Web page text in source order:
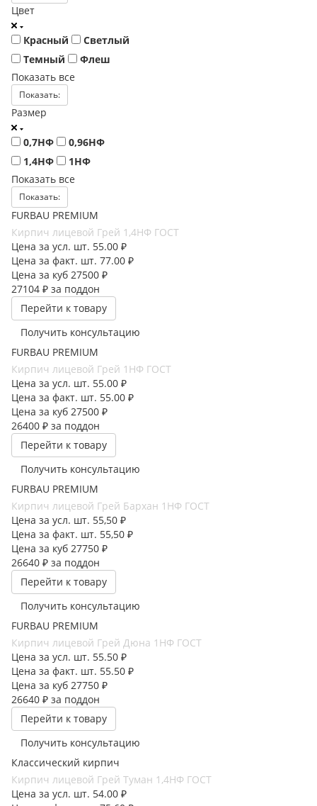
Цвет
Красный
Светлый
Темный
Флеш
Показать все
Показать:
Размер
0,7НФ
0,96НФ
1,4НФ
1НФ
Показать все
Показать:
FURBAU PREMIUM
Кирпич лицевой Грей 1,4НФ ГОСТ
Цена за усл. шт. 55.00 ₽
Цена за факт. шт. 77.00 ₽
Цена за куб 27500 ₽
27104 ₽ за поддон
Перейти к товару
Получить консультацию
FURBAU PREMIUM
Кирпич лицевой Грей 1НФ ГОСТ
Цена за усл. шт. 55.00 ₽
Цена за факт. шт. 55.00 ₽
Цена за куб 27500 ₽
26400 ₽ за поддон
Перейти к товару
Получить консультацию
FURBAU PREMIUM
Кирпич лицевой Грей Бархан 1НФ ГОСТ
Цена за усл. шт. 55,50 ₽
Цена за факт. шт. 55,50 ₽
Цена за куб 27750 ₽
26640 ₽ за поддон
Перейти к товару
Получить консультацию
FURBAU PREMIUM
Кирпич лицевой Грей Дюна 1НФ ГОСТ
Цена за усл. шт. 55.50 ₽
Цена за факт. шт. 55.50 ₽
Цена за куб 27750 ₽
26640 ₽ за поддон
Перейти к товару
Получить консультацию
Классический кирпич
Кирпич лицевой Грей Туман 1,4НФ ГОСТ
Цена за усл. шт. 54.00 ₽